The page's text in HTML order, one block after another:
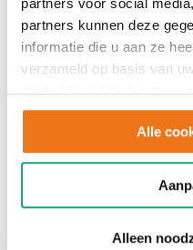
partners kunnen deze
informatie die u aan ze
verzameld op basis van
gaat akkoord met onze
gebruiken.
Alle
Alleen